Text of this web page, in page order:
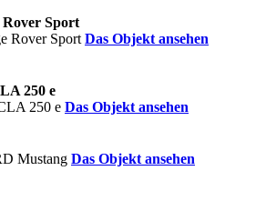
Sport
Das Objekt ansehen
250 e
Das Objekt ansehen
Das Objekt ansehen